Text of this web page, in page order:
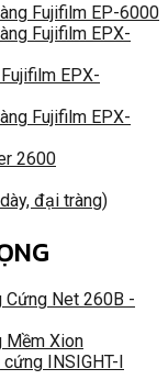
Fujifilm EP-6000
Fujifilm EPX-
EPX-
Fujifilm EPX-
2600
đại tràng)
Cứng Net 260B -
Mềm Xion
INSIGHT-I